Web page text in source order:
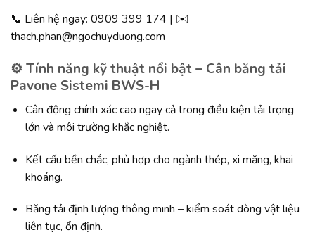
📞 Liên hệ ngay: 0909 399 174 | ✉️
thach.phan@ngochuyduong.com
⚙️ Tính năng kỹ thuật nổi bật – Cân băng tải
Pavone Sistemi BWS-H
Cân động chính xác cao ngay cả trong điều kiện tải trọng
lớn và môi trường khắc nghiệt.
Kết cấu bền chắc, phù hợp cho ngành thép, xi măng, khai
khoáng.
Băng tải định lượng thông minh – kiểm soát dòng vật liệu
liên tục, ổn định.